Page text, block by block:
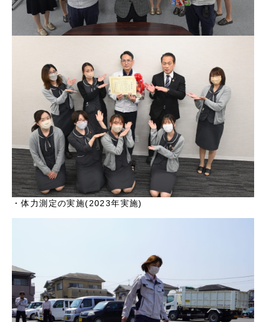
・体力測定の実施(2023年実施)